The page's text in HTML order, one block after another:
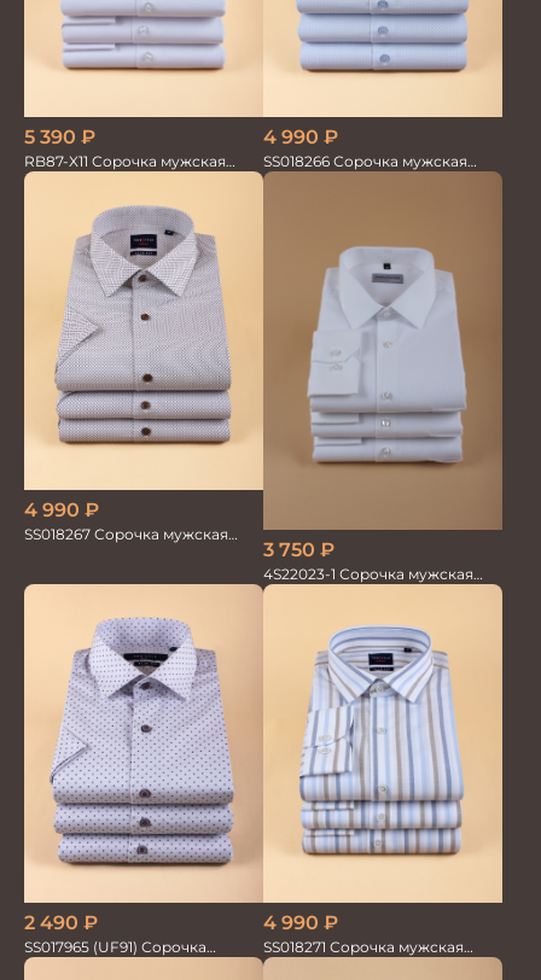
5 390 ₽
RB87-X11 Сорочка мужская
белая бамбук/хлопок
4 990 ₽
SS018266 Сорочка мужская
кор.рукав GROSTYLE TRENDY
4 990 ₽
SS018267 Сорочка мужская
3 750 ₽
4S22023-1 Сорочка мужская
белая
2 490 ₽
SS017965 (UF91) Сорочка
мужская кор. рук. GROSTYLE
4 990 ₽
SS018271 Сорочка мужская
GROSTYLE TRENDY